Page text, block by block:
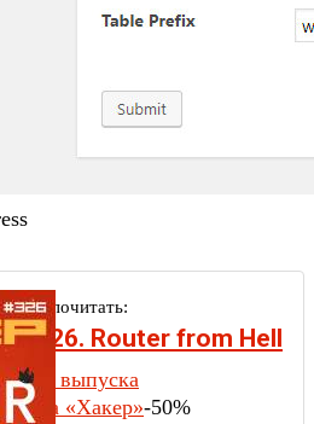
почитать:
#326. Router from Hell
выпуска
на «Хакер»-50%